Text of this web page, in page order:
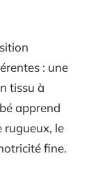
: une
tissu à
apprend
rugueux, le
fine.